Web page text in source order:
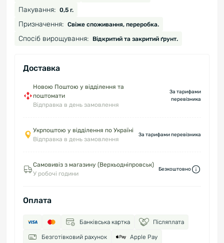
Пакування: 0,5 г.
Призначення: Свіже споживання, переробка.
Спосіб вирощування: Відкритий та закритий ґрунт.
Доставка
Новою Поштою у відділення та
поштомати
Відправка в день замовлення
За тарифами
перевізника
Укрпоштою у відділення по Україні
Відправка в день замовлення
За тарифами перевізника
Самовивіз з магазину (Верхьодніпровськ)
У робочі години
Безкоштовно
Оплата
Банківська картка Післяплата
Безготівковий рахунок Apple Pay